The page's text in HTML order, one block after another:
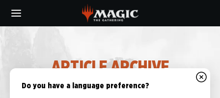
main
ARTICLE ARCHIVE
Do you have a language preference?